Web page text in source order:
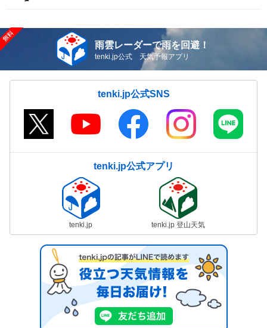
雨雲レーダーで雨を回避！
tenki.jp公式 天気予報アプリ
tenki.jp公式SNS
tenki.jp公式アプリ
tenki.jp tenki.jp 登山天気